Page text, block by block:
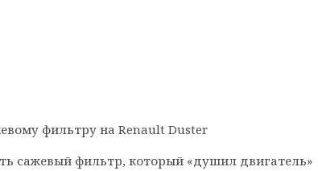
фильтру на Renault Duster
сажевый фильтр, который «душил двигатель»